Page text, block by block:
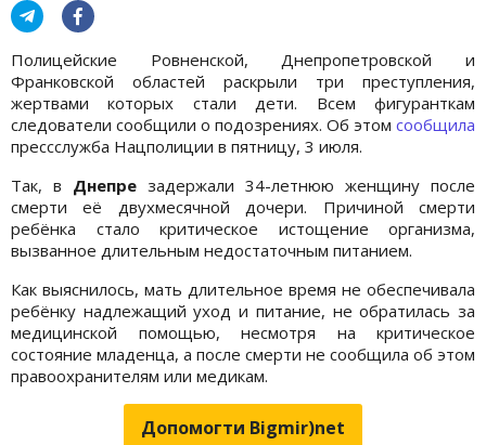
Полицейские Ровненской, Днепропетровской и
Франковской областей раскрыли три преступления,
жертвами которых стали дети. Всем фигуранткам
следователи сообщили о подозрениях. Об этом сообщила
прессслужба Нацполиции в пятницу, 3 июля.
Так, в Днепре задержали 34-летнюю женщину после
смерти её двухмесячной дочери. Причиной смерти
ребёнка стало критическое истощение организма,
вызванное длительным недостаточным питанием.
Как выяснилось, мать длительное время не обеспечивала
ребёнку надлежащий уход и питание, не обратилась за
медицинской помощью, несмотря на критическое
состояние младенца, а после смерти не сообщила об этом
правоохранителям или медикам.
Допомогти Bigmir)net